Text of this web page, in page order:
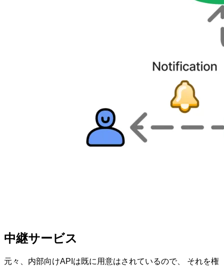
中継サービス
元々、内部向けAPIは既に用意はされているので、 それを権